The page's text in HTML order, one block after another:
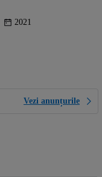
2021
Vezi anunțurile